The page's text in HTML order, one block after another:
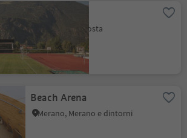
Laces, Val Venosta
Beach Arena
Merano, Merano e dintorni